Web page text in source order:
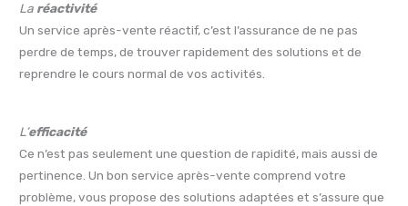
La réactivité
Un service après-vente réactif, c’est l’assurance de ne pas
perdre de temps, de trouver rapidement des solutions et de
reprendre le cours normal de vos activités.
L’efficacité
Ce n’est pas seulement une question de rapidité, mais aussi de
pertinence. Un bon service après-vente comprend votre
problème, vous propose des solutions adaptées et s’assure que